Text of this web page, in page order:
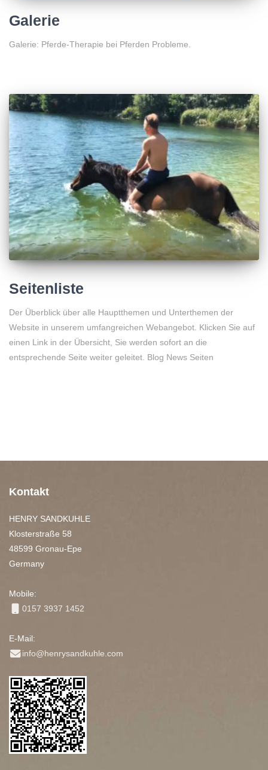
Galerie
Galerie: Pferde-Therapie bei Pferden Probleme.
Seitenliste
Der Überblick über alle Hauptthemen und Unterthemen der
Website in unserem umfangreichen Webangebot. Klicken Sie auf
einen Link in der Übersicht, Sie werden sofort an die
entsprechende Seite weiter geleitet. Blog News Seiten
Kontakt
HENRY SANDKUHLE
Klosterstraße 58
48599 Gronau-Epe
Germany
Mobile:
0157 3937 1452
E-Mail:
info@henrysandkuhle.com